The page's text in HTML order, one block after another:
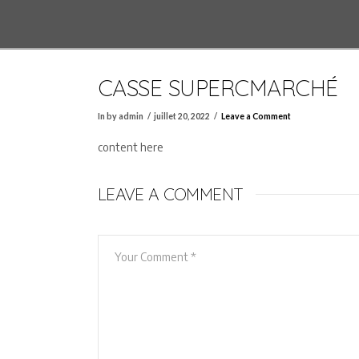
CASSE SUPERCMARCHÉ
In by admin juillet 20, 2022 Leave a Comment
content here
LEAVE A COMMENT